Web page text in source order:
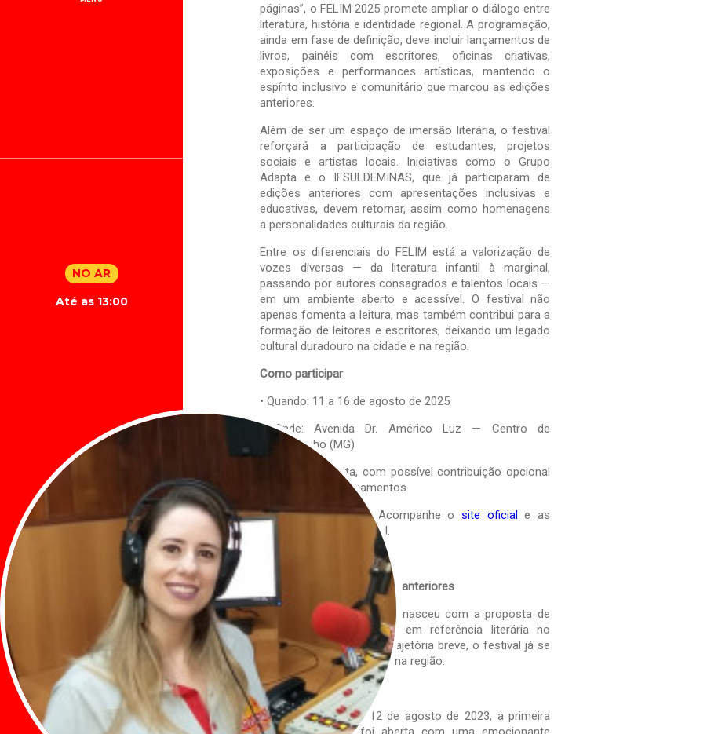
NO AR
Até as 13:00
páginas”, o FELIM 2025 promete ampliar o diálogo entre
literatura, história e identidade regional. A programação,
ainda em fase de definição, deve incluir lançamentos de
livros, painéis com escritores, oficinas criativas,
exposições e performances artísticas, mantendo o
espírito inclusivo e comunitário que marcou as edições
anteriores.
Além de ser um espaço de imersão literária, o festival
reforçará a participação de estudantes, projetos
sociais e artistas locais. Iniciativas como o Grupo
Adapta e o IFSULDEMINAS, que já participaram de
edições anteriores com apresentações inclusivas e
educativas, devem retornar, assim como homenagens
a personalidades culturais da região.
Entre os diferenciais do FELIM está a valorização de
vozes diversas — da literatura infantil à marginal,
passando por autores consagrados e talentos locais —
em um ambiente aberto e acessível. O festival não
apenas fomenta a leitura, mas também contribui para a
formação de leitores e escritores, deixando um legado
cultural duradouro na cidade e na região.
Como participar
• Quando: 11 a 16 de agosto de 2025
• Onde: Avenida Dr. Américo Luz — Centro de
Muzambinho (MG)
• Entrada: Gratuita, com possível contribuição opcional
para oficinas e lançamentos
• Mais informações: Acompanhe o site oficiale as
do Festival.
Um olhar sobre as edições anteriores
Criado em 2023, o FELIM nasceu com a proposta de
transformar Muzambinho em referência literária no
interior mineiro. Em sua trajetória breve, o festival já se
tornou um marco cultural na região.
1ª Edição — 2023
Realizada entre 7 e 12 de agosto de 2023, a primeira